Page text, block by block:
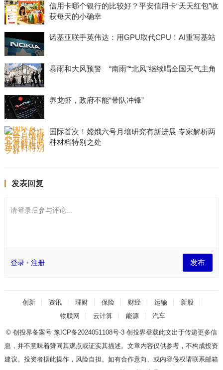
信用卡哪个银行的比较好？平安信用卡“天天红包”收
获每天的小确幸
诺基亚联手英伟达：用GPU取代CPU！AI重写基站
暴雨和大风预警 “南雨”“北风”继续唱全国天气主角
养龙虾，政府不能“带队冲锋”
国际首次！嫦娥六号月壤研究有新进展 专家解析两
种材料特别之处
发表回复
请登录后参与评论...
登录• 注册 发布
创新 资讯 理财 保险 财经 运输
新股
物联网
云计算 能源 汽车
© 创投界备案号 豫ICP备2024051108号-3 创投界登载此文出于传递更多信
息，并不意味着赞同其观点或证实其描述。文章内容仅供参考，不构成投资
建议。投资者据此操作，风险自担。如有合作意向、或内容侵权请联系邮箱